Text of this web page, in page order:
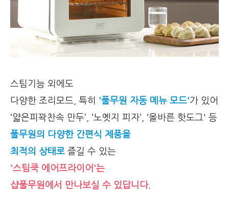
스팀기능 외에도
다양한 조리모드, 특히 '풀무원 자동 메뉴 모드'가 있어
‘얇은피꽉찬속 만두’, ‘노엣지 피자’, ‘올바른 핫도그' 등
풀무원의 다양한 간편식 제품을
최적의 상태로 즐길 수 있는
'스팀쿡 에어프라이어'는
샵풀무원에서 만나보실 수 있답니다.